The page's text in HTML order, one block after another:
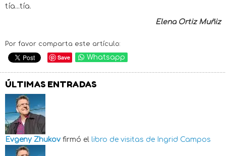
tía...tía.
Elena Ortiz Muñiz
Por favor comparta este artículo:
Save Whatsapp
ÚLTIMAS ENTRADAS
Evgeny Zhukov firmó el libro de visitas de Ingrid Campos